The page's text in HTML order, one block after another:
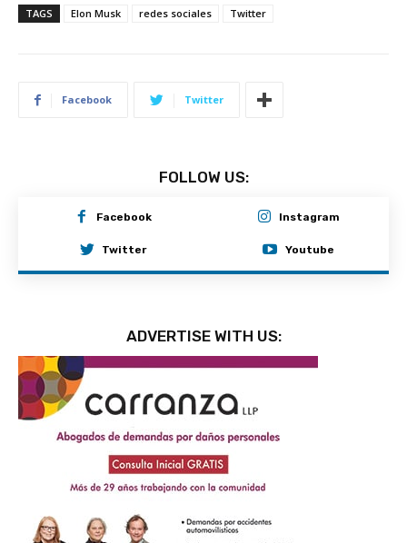
TAGS Elon Musk redes sociales Twitter
Facebook Twitter
FOLLOW US:
Facebook Instagram
Twitter Youtube
ADVERTISE WITH US: